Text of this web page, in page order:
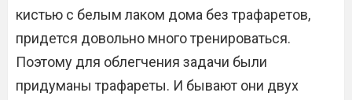
кистью с белым лаком дома без трафаретов,
придется довольно много тренироваться.
Поэтому для облегчения задачи были
придуманы трафареты. И бывают они двух